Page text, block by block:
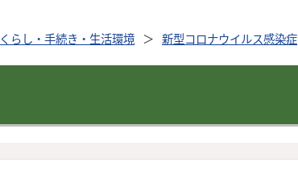
くらし・手続き・生活環境 新型コロナウイルス感染症